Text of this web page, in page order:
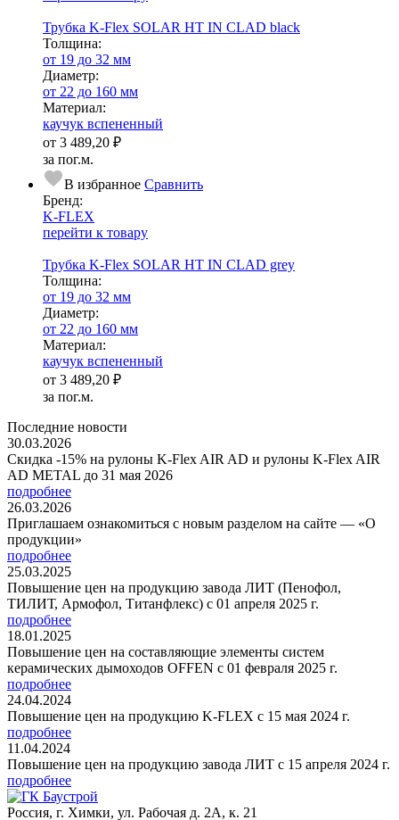
Трубка K-Flex SOLAR HT IN CLAD black
Тол­щи­на:
от 19 до 32 мм
Диаметр:
от 22 до 160 мм
Ма­­те­­ри­­ал:
каучук вспененный
от 3 489,20 ₽
за пог.м.
В избранное Сравнить
Бренд:
K-FLEX
перейти к товару
Трубка K-Flex SOLAR HT IN CLAD grey
Тол­щи­на:
от 19 до 32 мм
Диаметр:
от 22 до 160 мм
Ма­­те­­ри­­ал:
каучук вспененный
от 3 489,20 ₽
за пог.м.
Последние новости
30.03.2026
Скидка -15% на рулоны K-Flex AIR AD и рулоны K-Flex AIR
AD METAL до 31 мая 2026
подробнее
26.03.2026
Приглашаем ознакомиться с новым разделом на сайте — «О
продукции»
подробнее
25.03.2025
Повышение цен на продукцию завода ЛИТ (Пенофол,
ТИЛИТ, Армофол, Титанфлекс) с 01 апреля 2025 г.
подробнее
18.01.2025
Повышение цен на составляющие элементы систем
керамических дымоходов OFFEN с 01 февраля 2025 г.
подробнее
24.04.2024
Повышение цен на продукцию K-FLEX с 15 мая 2024 г.
подробнее
11.04.2024
Повышение цен на продукцию завода ЛИТ с 15 апреля 2024 г.
подробнее
Россия, г. Химки, ул. Рабочая д. 2А, к. 21